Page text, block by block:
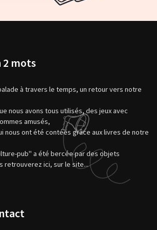
2 mots
à travers le temps, un retour vers notre
nous avons tous utilisés, des jeux avec
amusés,
nous ont été contées grâce aux livres de notre
pub" a été bercée par des objets
retrouverez ici, sur le site...